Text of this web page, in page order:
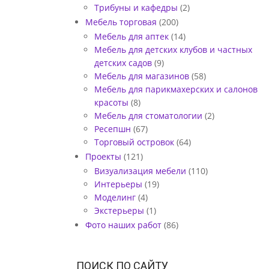
Трибуны и кафедры (2)
Мебель торговая (200)
Мебель для аптек (14)
Мебель для детских клубов и частных
детских садов (9)
Мебель для магазинов (58)
Мебель для парикмахерских и салонов
красоты (8)
Мебель для стоматологии (2)
Ресепшн (67)
Торговый островок (64)
Проекты (121)
Визуализация мебели (110)
Интерьеры (19)
Моделинг (4)
Экстерьеры (1)
Фото наших работ (86)
ПОИСК ПО САЙТУ